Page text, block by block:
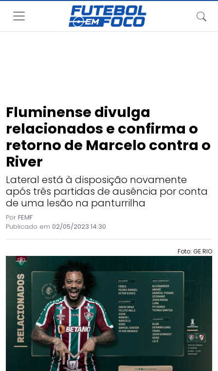
Fluminense divulga
relacionados e confirma o
retorno de Marcelo contra o
River
Lateral está à disposição novamente
após três partidas de ausência por conta
de uma lesão na panturrilha
Por FEMF
Publicado em 02/05/2023 14:30
Foto: GE RIO